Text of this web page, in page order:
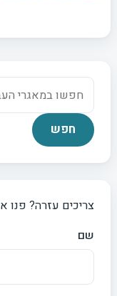
צריכים עזרה? פנו
שם